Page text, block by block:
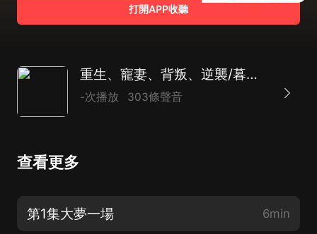
打開APP收聽
重生、寵妻、背叛、逆襲/暮光山海團隊
-次播放 303條聲音
查看更多
第1集大夢一場 6min